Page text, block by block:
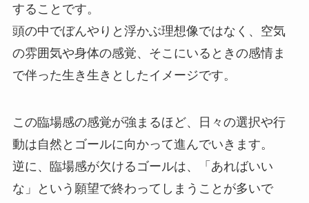
することです。
頭の中でぼんやりと浮かぶ理想像ではなく、空気
の雰囲気や身体の感覚、そこにいるときの感情ま
で伴った生き生きとしたイメージです。
この臨場感の感覚が強まるほど、日々の選択や行
動は自然とゴールに向かって進んでいきます。
逆に、臨場感が欠けるゴールは、「あればいい
な」という願望で終わってしまうことが多いで